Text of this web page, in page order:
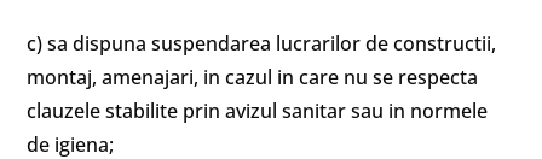
c) sa dispuna suspendarea lucrarilor de constructii,
montaj, amenajari, in cazul in care nu se respecta
clauzele stabilite prin avizul sanitar sau in normele
de igiena;